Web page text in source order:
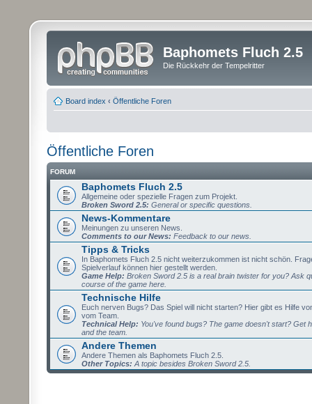
Baphomets Fluch 2.5
Die Rückkehr der Tempelritter
Board index ‹ Öffentliche Foren
Öffentliche Foren
FORUM
Baphomets Fluch 2.5
Allgemeine oder spezielle Fragen zum Projekt.
Broken Sword 2.5: General or specific questions.
News-Kommentare
Meinungen zu unseren News.
Comments to our News: Feedback to our news.
Tipps & Tricks
In Baphomets Fluch 2.5 nicht weiterzukommen ist nicht schön.
Spielverlauf können hier gestellt werden.
Game Help: Broken Sword 2.5 is a real brain twister for you? Ask
course of the game here.
Technische Hilfe
Euch nerven Bugs? Das Spiel will nicht starten? Hier gibt es Hilfe
vom Team.
Technical Help: You've found bugs? The game doesn't start? Get
and the team.
Andere Themen
Andere Themen als Baphomets Fluch 2.5.
Other Topics: A topic besides Broken Sword 2.5.